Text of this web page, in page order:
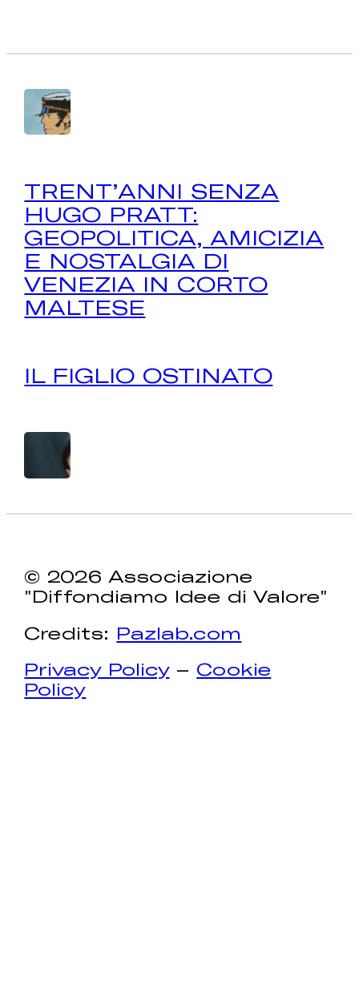
TRENT’ANNI SENZA
HUGO PRATT:
GEOPOLITICA, AMICIZIA
E NOSTALGIA DI
VENEZIA IN CORTO
MALTESE
IL FIGLIO OSTINATO
© 2026 Associazione
"Diffondiamo Idee di Valore"
Credits: Pazlab.com
Privacy Policy– Cookie
Policy